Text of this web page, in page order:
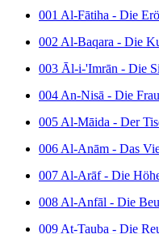
001 Al-Fātiha - Die
002 Al-Baqara - Die
003 Āl-i-'Imrān - Die
004 An-Nisā - Die
005 Al-Māida - Der
006 Al-Anām - Das
007 Al-Arāf - Die
008 Al-Anfāl - Die
009 At-Tauba - Die